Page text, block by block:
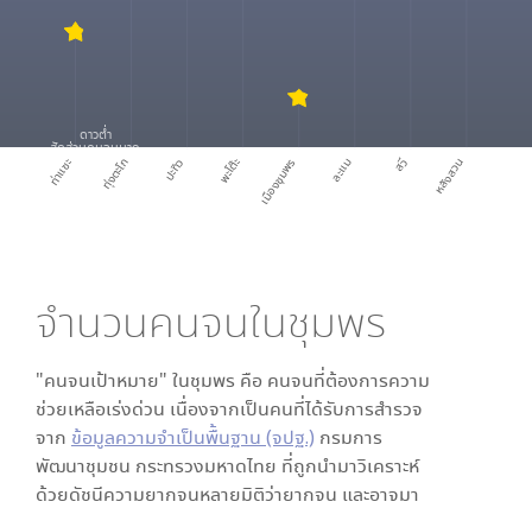
ท่าแซะ ทุ่งตะโก ปะทิว พะโต๊ะ เมืองชุมพร ละแม สวี หลังสวน
ดาวต่ำ
สัดส่วนคนจนมาก
จำนวนคนจนในชุมพร
"คนจนเป้าหมาย" ในชุมพร คือ คนจนที่ต้องการความ
ช่วยเหลือเร่งด่วน เนื่องจากเป็นคนที่ได้รับการสำรวจ
จาก ข้อมูลความจำเป็นพื้นฐาน (จปฐ.) กรมการ
พัฒนาชุมชน กระทรวงมหาดไทย ที่ถูกนำมาวิเคราะห์
ด้วยดัชนีความยากจนหลายมิติว่ายากจน และอาจมา